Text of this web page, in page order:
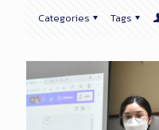
Categories Tags